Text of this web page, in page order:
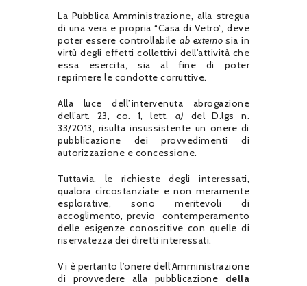
La Pubblica Amministrazione, alla stregua
di una vera e propria “Casa di Vetro”, deve
poter essere controllabile ab externo sia in
virtù degli effetti collettivi dell’attività che
essa esercita, sia al fine di poter
reprimere le condotte corruttive.
Alla luce dell’intervenuta abrogazione
dell’art. 23, co. 1, lett. a) del D.lgs n.
33/2013, risulta insussistente un onere di
pubblicazione dei provvedimenti di
autorizzazione e concessione.
Tuttavia, le richieste degli interessati,
qualora circostanziate e non meramente
esplorative, sono meritevoli di
accoglimento, previo contemperamento
delle esigenze conoscitive con quelle di
riservatezza dei diretti interessati.
Vi è pertanto l’onere dell’Amministrazione
di provvedere alla pubblicazione della